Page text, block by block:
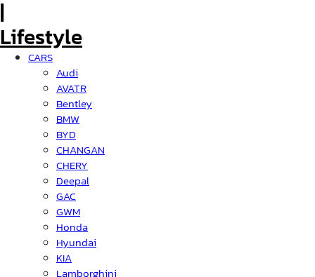
CARS
Audi
AVATR
Bentley
BMW
BYD
CHANGAN
CHERY
Deepal
GAC
GWM
Honda
Hyundai
KIA
Lamborghini